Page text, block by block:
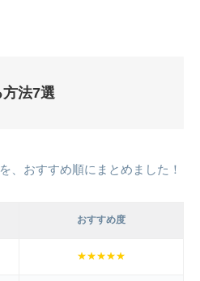
法7選
を、おすすめ順にまとめました！
おすすめ度
★★★★★